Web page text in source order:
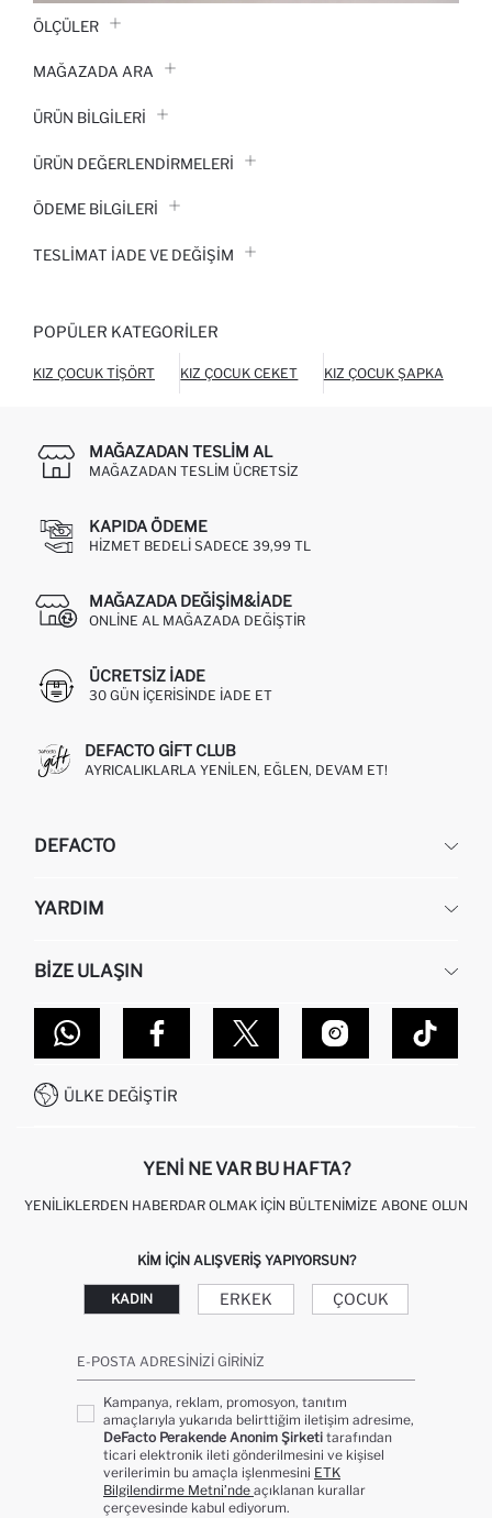
ÖLÇÜLER
MAĞAZADA ARA
ÜRÜN BILGILERI
ÜRÜN DEĞERLENDİRMELERİ
ÖDEME BİLGİLERİ
TESLIMAT İADE VE DEĞIŞIM
POPÜLER KATEGORILER
KIZ ÇOCUK TIŞÖRT KIZ ÇOCUK CEKET KIZ ÇOCUK ŞAPKA
MAĞAZADAN TESLIM AL
MAĞAZADAN TESLIM ÜCRETSIZ
KAPIDA ÖDEME
HIZMET BEDELI SADECE 39,99 TL
MAĞAZADA DEĞIŞIM&İADE
ONLINE AL MAĞAZADA DEĞIŞTIR
ÜCRETSIZ IADE
30 GÜN IÇERISINDE IADE ET
DEFACTO GIFT CLUB
AYRICALIKLARLA YENILEN, EĞLEN, DEVAM ET!
DEFACTO
HAKKIMIZDA
KURUMSAL SATIŞ
DEFACTO TEKNOLOJI
SITEMAP
YARDIM
SIPARIŞIMI NASIL TAKIP EDERIM?
NASIL İADE EDERIM?
GIFT CLUB SIKÇA SORULAN SORULAR
İŞLEM REHBERI
KAMPANYALAR
BIZE ULAŞIN
MAĞAZALARIMIZ
İLETIŞIM FORMU
0850 333 22 86
ÜLKE DEĞIŞTIR
YENI NE VAR BU HAFTA?
YENILIKLERDEN HABERDAR OLMAK İÇIN BÜLTENIMIZE ABONE OLUN
KIM IÇIN ALIŞVERIŞ YAPIYORSUN?
KADIN ERKEK ÇOCUK
E-POSTA ADRESINIZI GIRINIZ
Kampanya, reklam, promosyon, tanıtım
amaçlarıyla yukarıda belirttiğim iletişim adresime,
DeFacto Perakende Anonim Şirketi tarafından
ticari elektronik ileti gönderilmesini ve kişisel
verilerimin bu amaçla işlenmesini ETK
Bilgilendirme Metni’nde açıklanan kurallar
çerçevesinde kabul ediyorum.